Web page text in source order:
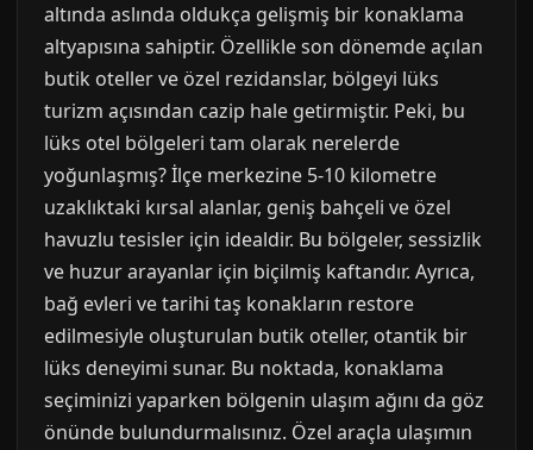
altında aslında oldukça gelişmiş bir konaklama
altyapısına sahiptir. Özellikle son dönemde açılan
butik oteller ve özel rezidanslar, bölgeyi lüks
turizm açısından cazip hale getirmiştir. Peki, bu
lüks otel bölgeleri tam olarak nerelerde
yoğunlaşmış? İlçe merkezine 5-10 kilometre
uzaklıktaki kırsal alanlar, geniş bahçeli ve özel
havuzlu tesisler için idealdir. Bu bölgeler, sessizlik
ve huzur arayanlar için biçilmiş kaftandır. Ayrıca,
bağ evleri ve tarihi taş konakların restore
edilmesiyle oluşturulan butik oteller, otantik bir
lüks deneyimi sunar. Bu noktada, konaklama
seçiminizi yaparken bölgenin ulaşım ağını da göz
önünde bulundurmalısınız. Özel araçla ulaşımın